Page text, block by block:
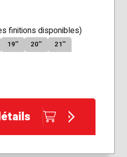
finitions disponibles)
19″ 20″ 21″